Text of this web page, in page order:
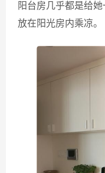
阳台房几乎都是给
放在阳光房内乘凉。